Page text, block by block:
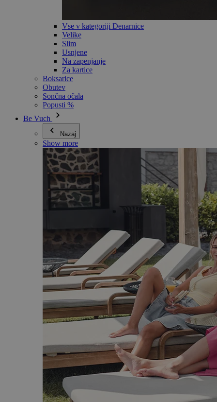
Vse v kategoriji Denarnice
Velike
Slim
Usnjene
Na zapenjanje
Za kartice
Boksarice
Obutev
Sončna očala
Popusti %
Be Vuch
Nazaj
Show more